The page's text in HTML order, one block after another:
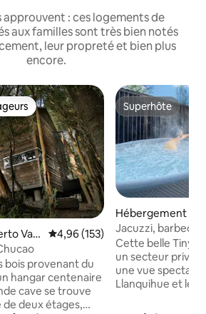
approuvent : ces logements de
aux familles sont très bien notés
leur propreté et bien plus
encore.
Vara
Évaluation moyenne sur la
4,96 (153)
bois provenant du
hangar centenaire
cave se trouve
de deux étages,
Superhôte
Superhôte
Hébergement ⋅
Jacuzzi,
avec vue
Cette belle Tiny
un secteur
une vue
Llanquihue et les volcans.
avec les